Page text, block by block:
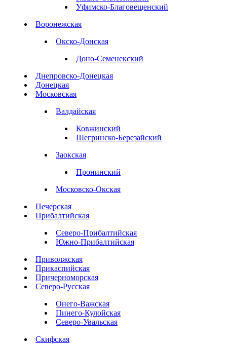
Уфимско-Благовещенский
Воронежская
Окско-Донская
Доно-Семенекский
Днепровско-Донецкая
Донецкая
Московская
Валдайская
Ковжинский
Шегринско-Березайский
Заокская
Пронинский
Московско-Окская
Печерская
Прибалтийская
Северо-Прибалтийская
Южно-Прибалтийская
Приволжская
Прикаспийская
Причерноморская
Северо-Русская
Онего-Важская
Пинего-Кулойская
Северо-Увальская
Скифская